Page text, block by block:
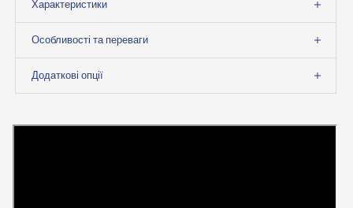
Характеристики
Особливості та переваги
Додаткові опції